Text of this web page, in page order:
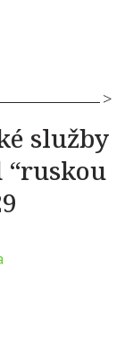
služby